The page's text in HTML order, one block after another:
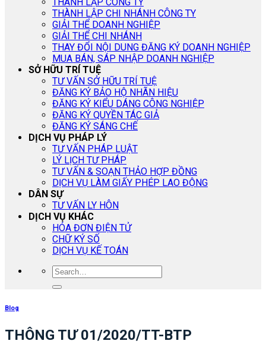
THÀNH LẬP CHI NHÁNH CÔNG TY
GIẢI THỂ DOANH NGHIỆP
GIẢI THỂ CHI NHÁNH
THAY ĐỔI NỘI DUNG ĐĂNG KÝ DOANH NGHIỆP
MUA BÁN, SÁP NHẬP DOANH NGHIỆP
SỞ HỮU TRÍ TUỆ
TƯ VẤN SỞ HỮU TRÍ TUỆ
ĐĂNG KÝ BẢO HỘ NHÃN HIỆU
ĐĂNG KÝ KIỂU DÁNG CÔNG NGHIỆP
ĐĂNG KÝ QUYỀN TÁC GIẢ
ĐĂNG KÝ SÁNG CHẾ
DỊCH VỤ PHÁP LÝ
TƯ VẤN PHÁP LUẬT
LÝ LỊCH TƯ PHÁP
TƯ VẤN & SOẠN THẢO HỢP ĐỒNG
DỊCH VỤ LÀM GIẤY PHÉP LAO ĐỘNG
DÂN SỰ
TƯ VẤN LY HÔN
DỊCH VỤ KHÁC
HÓA ĐƠN ĐIỆN TỬ
CHỮ KÝ SỐ
DỊCH VỤ KẾ TOÁN
Blog
THÔNG TƯ 01/2020/TT-BTP